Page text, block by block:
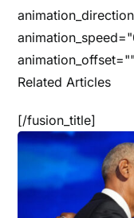
Related Articles
[/fusion_title]